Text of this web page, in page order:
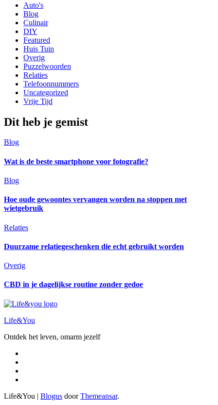
Auto's
Blog
Culinair
DIY
Featured
Huis Tuin
Overig
Puzzelwoorden
Relaties
Telefoonnummers
Uncategorized
Vrije Tijd
Dit heb je gemist
Blog
Wat is de beste smartphone voor fotografie?
Blog
Hoe oude gewoontes vervangen worden na stoppen met
wietgebruik
Relaties
Duurzame relatiegeschenken die echt gebruikt worden
Overig
CBD in je dagelijkse routine zonder gedoe
Life&You
Ontdek het leven, omarm jezelf
Life&You | Blogus doorThemeansar.